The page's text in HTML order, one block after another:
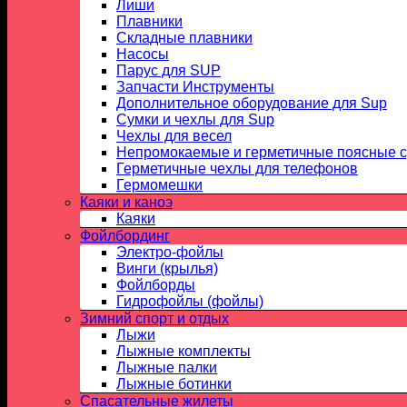
Лиши
Плавники
Складные плавники
Насосы
Парус для SUP
Запчасти Инструменты
Дополнительное оборудование для Sup
Сумки и чехлы для Sup
Чехлы для весел
Непромокаемые и герметичные поясные
Герметичные чехлы для телефонов
Гермомешки
Каяки и каноэ
Каяки
Фойлбординг
Электро-фойлы
Винги (крылья)
Фойлборды
Гидрофойлы (фойлы)
Зимний спорт и отдых
Лыжи
Лыжные комплекты
Лыжные палки
Лыжные ботинки
Спасательные жилеты